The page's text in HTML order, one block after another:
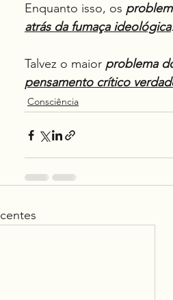
Enquanto isso, os
atrás da fumaça ideológica.
Talvez o maior problema
pensamento crítico
Consciência